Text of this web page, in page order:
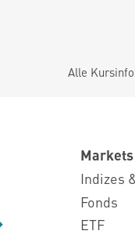
Alle
Markets
Indizes
Fonds
ETF